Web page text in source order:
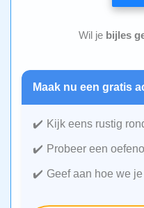
Wil je bijles
Maak nu een gratis
Kijk eens rustig
Probeer een
Geef aan hoe we